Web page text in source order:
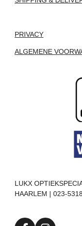
PRIVACY
ALGEMENE
LUKX
HAARLEM | 023-